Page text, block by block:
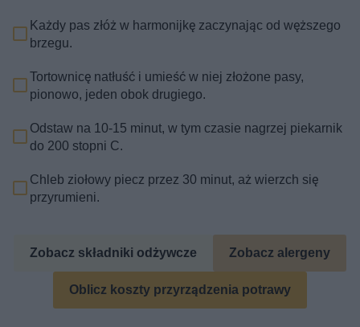
Każdy pas złóż w harmonijkę zaczynając od węższego
brzegu.
Tortownicę natłuść i umieść w niej złożone pasy,
pionowo, jeden obok drugiego.
Odstaw na 10-15 minut, w tym czasie nagrzej piekarnik
do 200 stopni C.
Chleb ziołowy piecz przez 30 minut, aż wierzch się
przyrumieni.
Zobacz składniki odżywcze Zobacz alergeny
Oblicz koszty przyrządzenia potrawy